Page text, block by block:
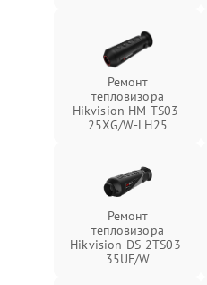
Ремонт
тепловизора
Hikvision HM-TS03-
25XG/W-LH25
Ремонт
тепловизора
Hikvision DS-2TS03-
35UF/W